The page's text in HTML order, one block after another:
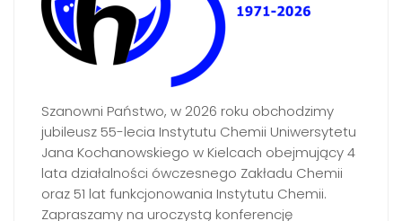
Szanowni Państwo, w 2026 roku obchodzimy
jubileusz 55-lecia Instytutu Chemii Uniwersytetu
Jana Kochanowskiego w Kielcach obejmujący 4
lata działalności ówczesnego Zakładu Chemii
oraz 51 lat funkcjonowania Instytutu Chemii.
Zapraszamy na uroczystą konferencję